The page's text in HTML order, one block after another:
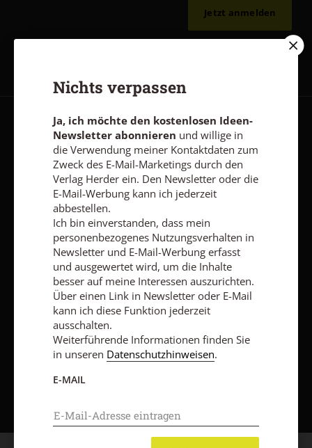
Jetzt anmelden
AGB und Widerrufsbelehrung Datenschutz Barrierefreiheit
Impressum
Vertrag widerrufen Abo online kündigen
Nichts verpassen
Ja, ich möchte den kostenlosen Ideen-
Newsletter abonnieren und willige in
die Verwendung meiner Kontaktdaten zum
Zweck des E-Mail-Marketings durch den
Verlag Herder ein. Den Newsletter oder die
E-Mail-Werbung kann ich jederzeit
abbestellen.
Ich bin einverstanden, dass mein
personenbezogenes Nutzungsverhalten in
Newsletter und E-Mail-Werbung erfasst
und ausgewertet wird, um die Inhalte
besser auf meine Interessen auszurichten.
Über einen Link in Newsletter oder E-Mail
kann ich diese Funktion jederzeit
ausschalten.
Weiterführende Informationen finden Sie
in unseren Datenschutzhinweisen.
E-MAIL